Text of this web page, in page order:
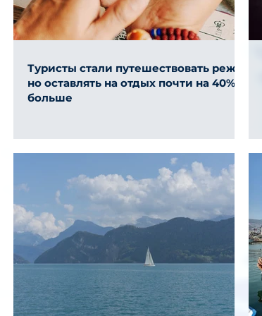
Туристы стали путешествовать реже,
но оставлять на отдых почти на 40%
больше